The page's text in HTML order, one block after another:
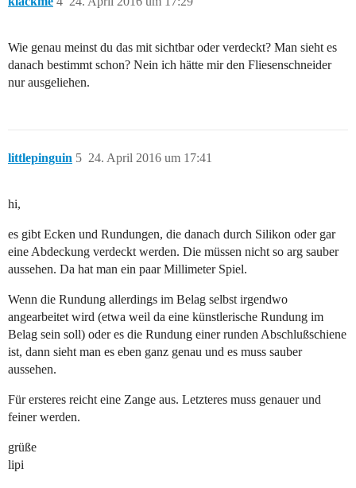
Wie genau meinst du das mit sichtbar oder verdeckt? Man sieht es
danach bestimmt schon? Nein ich hätte mir den Fliesenschneider
nur ausgeliehen.
littlepinguin 24. April 2016 um 17:41
5
hi,
es gibt Ecken und Rundungen, die danach durch Silikon oder gar
eine Abdeckung verdeckt werden. Die müssen nicht so arg sauber
aussehen. Da hat man ein paar Millimeter Spiel.
Wenn die Rundung allerdings im Belag selbst irgendwo
angearbeitet wird (etwa weil da eine künstlerische Rundung im
Belag sein soll) oder es die Rundung einer runden Abschlußschiene
ist, dann sieht man es eben ganz genau und es muss sauber
aussehen.
Für ersteres reicht eine Zange aus. Letzteres muss genauer und
feiner werden.
grüße
lipi